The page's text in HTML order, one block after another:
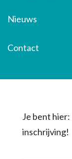
Nieuws
Contact
Je bent hier:
inschrijving!